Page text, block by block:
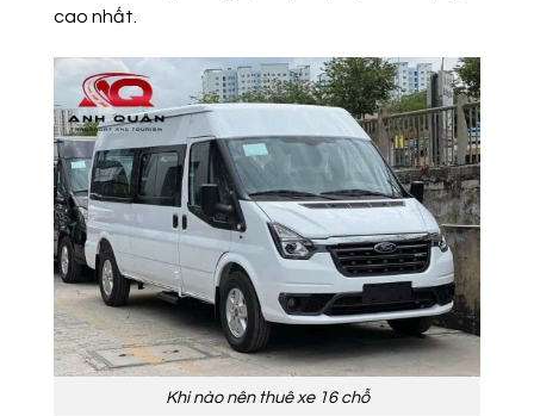
cao nhất.
Khi nào nên thuê xe 16 chỗ